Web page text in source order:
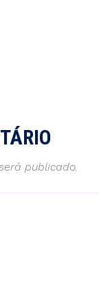
publicado.